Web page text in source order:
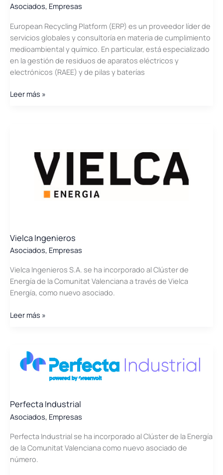
Asociados, Empresas
European Recycling Platform (ERP) es un proveedor líder de
servicios globales y consultoría en materia de cumplimiento
medioambiental y químico. En particular, está especializado
en la gestión de residuos de aparatos eléctricos y
electrónicos (RAEE) y de pilas y baterías
European
Leer más »
Vielca Ingenieros
Asociados, Empresas
Vielca Ingenieros S.A. se ha incorporado al Clúster de
Energía de la Comunitat Valenciana a través de Vielca
Energía, como nuevo asociado.
Vielca
Leer más »
Perfecta Industrial
Asociados, Empresas
Perfecta Industrial se ha incorporado al Clúster de la Energía
de la Comunitat Valenciana como nuevo asociado de
número.